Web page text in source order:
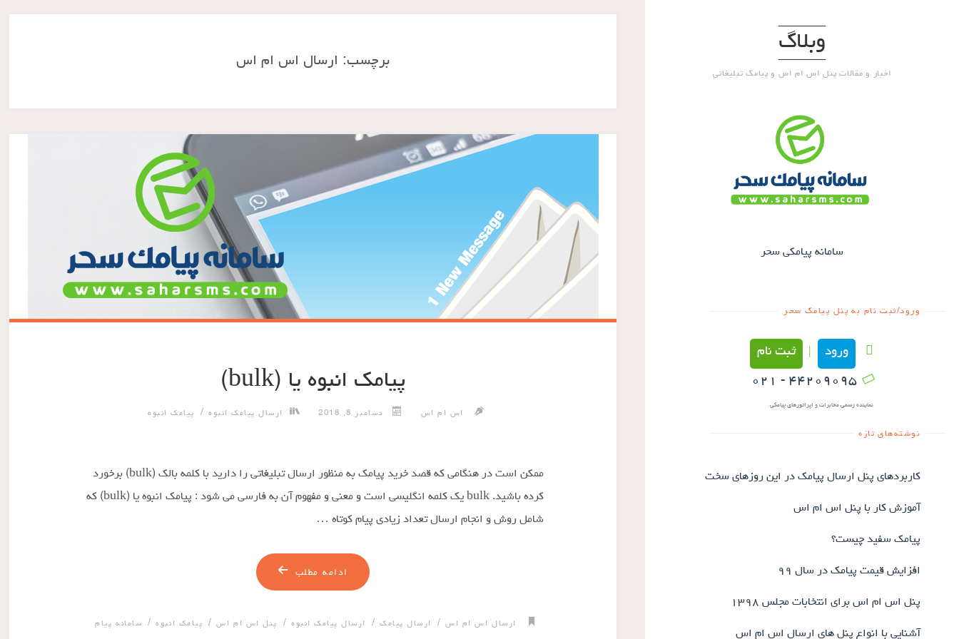
وبلاگ
اخبار و مقالات پنل اس ام اس و پیامک تبلیغاتی
سامانه پیامکی سحر
ورود/ثبت نام به پنل پیامک سحر
ورود ثبت نام
۴۴۲۰۹۰۹۵ - ۰۲۱
نماینده رسمی مخابرات و اپراتورهای پیامکی
نوشته‌های تازه
کاربردهای پنل ارسال پیامک در این روزهای سخت
آموزش کار با پنل اس ام اس
پیامک سفید چیست؟
افزایش قیمت پیامک در سال ۹۹
پنل اس ام اس برای انتخابات مجلس ۱۳۹۸
آشنایی با انواع پنل های ارسال اس ام اس
برچسب: ارسال اس ام اس
پیامک انبوه یا (bulk)
اس ام اس دسامبر 8, 2018 ارسال پیامک انبوه/ پیامک انبوه
ممکن است در هنگامی که قصد خرید پیامک به منظور ارسال تبلیغاتی را دارید با کلمه بالک (bulk) برخورد
کرده باشید. bulk یک کلمه انگلیسی است و معنی و مفهوم آن به فارسی می شود : پیامک انبوه یا (bulk) که
شامل روش و انجام ارسال تعداد زیادی پیام کوتاه …
ادامه مطلب
ارسال اس ام اس/ ارسال پیامک/ ارسال پیامک انبوه / پنل اس ام اس/ پیامک انبوه/ سامانه پیام